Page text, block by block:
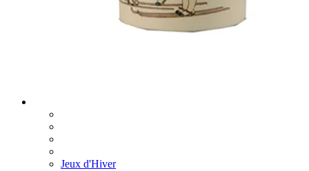
Jeux d'Hiver